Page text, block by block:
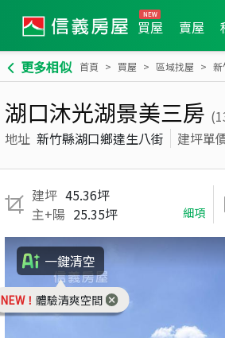
買屋 賣屋
更多相似 首頁 買屋 區域找屋 新
湖口沐光湖景美三房
地址 新竹縣湖口鄉達生八街 建坪單
建坪 45.36坪
主+陽 25.35坪 細項
一鍵清空
NEW！ 體驗清爽空間